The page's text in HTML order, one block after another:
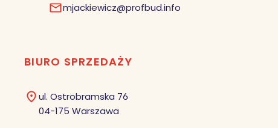
mjackiewicz@profbud.info
BIURO SPRZEDAŻY
ul. Ostrobramska 76
04-175 Warszawa